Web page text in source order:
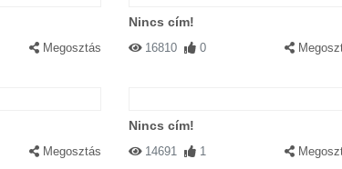
Megosztás
Nincs cím!
16810 0
Megosztás
Nincs cím!
14691 1